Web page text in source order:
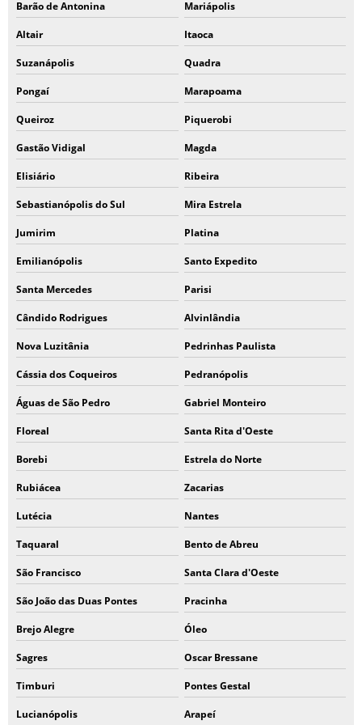
Barão de Antonina Mariápolis
Altair Itaoca
Suzanápolis Quadra
Pongaí Marapoama
Queiroz Piquerobi
Gastão Vidigal Magda
Elisiário Ribeira
Sebastianópolis do Sul Mira Estrela
Jumirim Platina
Emilianópolis Santo Expedito
Santa Mercedes Parisi
Cândido Rodrigues Alvinlândia
Nova Luzitânia Pedrinhas Paulista
Cássia dos Coqueiros Pedranópolis
Águas de São Pedro Gabriel Monteiro
Floreal Santa Rita d'Oeste
Borebi Estrela do Norte
Rubiácea Zacarias
Lutécia Nantes
Taquaral Bento de Abreu
São Francisco Santa Clara d'Oeste
São João das Duas Pontes Pracinha
Brejo Alegre Óleo
Sagres Oscar Bressane
Timburi Pontes Gestal
Lucianópolis Arapeí